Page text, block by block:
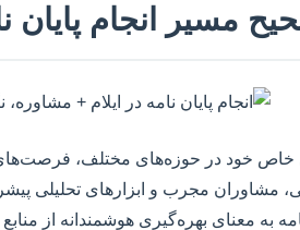
مسیر انجام پایان
خاص خود در حوزه‌های مختلف،
مشاوران مجرب و ابزارهای تحلیلی
به معنای بهره‌گیری هوشمندانه از